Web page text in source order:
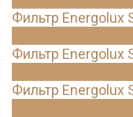
Фильтр Energolux
Фильтр Energolux
Фильтр Energolux